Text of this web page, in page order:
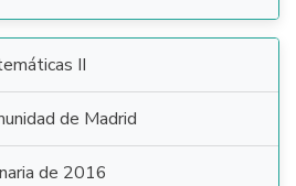
II
de Madrid
de 2016